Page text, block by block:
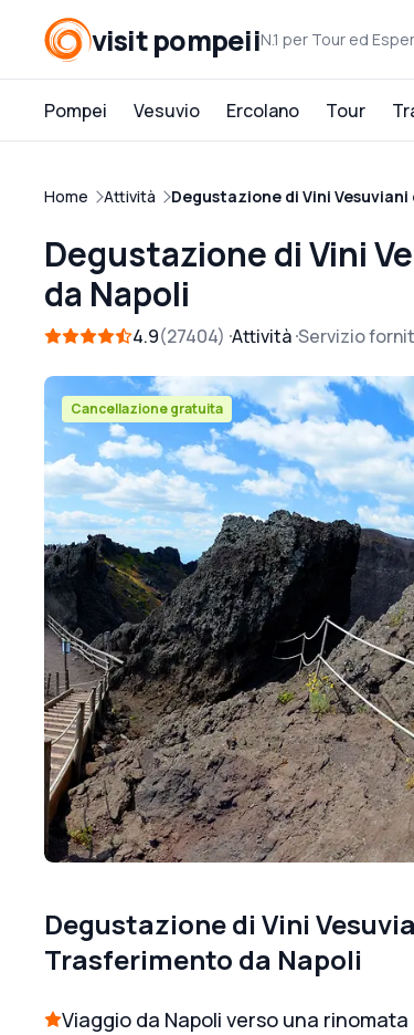
visit pompeiiN.1 per Tour ed
Pompei Vesuvio Ercolano Tour
Home Attività Degustazione di Vini
Degustazione di Vini
da Napoli
4.9 27404 Attività Servizio
Cancellazione gratuita
Degustazione di Vini
Trasferimento da Napoli
Viaggio da Napoli verso una